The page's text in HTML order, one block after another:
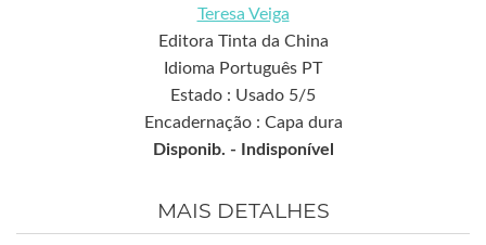
Teresa Veiga
Editora Tinta da China
Idioma Português PT
Estado : Usado 5/5
Encadernação : Capa dura
Disponib. - Indisponível
MAIS DETALHES